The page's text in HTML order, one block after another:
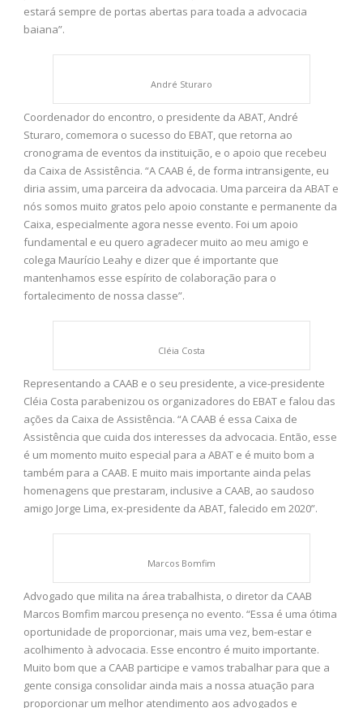
estará sempre de portas abertas para toada a advocacia
baiana”.
André Sturaro
Coordenador do encontro, o presidente da ABAT, André
Sturaro, comemora o sucesso do EBAT, que retorna ao
cronograma de eventos da instituição, e o apoio que recebeu
da Caixa de Assistência. “A CAAB é, de forma intransigente, eu
diria assim, uma parceira da advocacia. Uma parceira da ABAT e
nós somos muito gratos pelo apoio constante e permanente da
Caixa, especialmente agora nesse evento. Foi um apoio
fundamental e eu quero agradecer muito ao meu amigo e
colega Maurício Leahy e dizer que é importante que
mantenhamos esse espírito de colaboração para o
fortalecimento de nossa classe”.
Cléia Costa
Representando a CAAB e o seu presidente, a vice-presidente
Cléia Costa parabenizou os organizadores do EBAT e falou das
ações da Caixa de Assistência. “A CAAB é essa Caixa de
Assistência que cuida dos interesses da advocacia. Então, esse
é um momento muito especial para a ABAT e é muito bom a
também para a CAAB. E muito mais importante ainda pelas
homenagens que prestaram, inclusive a CAAB, ao saudoso
amigo Jorge Lima, ex-presidente da ABAT, falecido em 2020”.
Marcos Bomfim
Advogado que milita na área trabalhista, o diretor da CAAB
Marcos Bomfim marcou presença no evento. “Essa é uma ótima
oportunidade de proporcionar, mais uma vez, bem-estar e
acolhimento à advocacia. Esse encontro é muito importante.
Muito bom que a CAAB participe e vamos trabalhar para que a
gente consiga consolidar ainda mais a nossa atuação para
proporcionar um melhor atendimento aos advogados e